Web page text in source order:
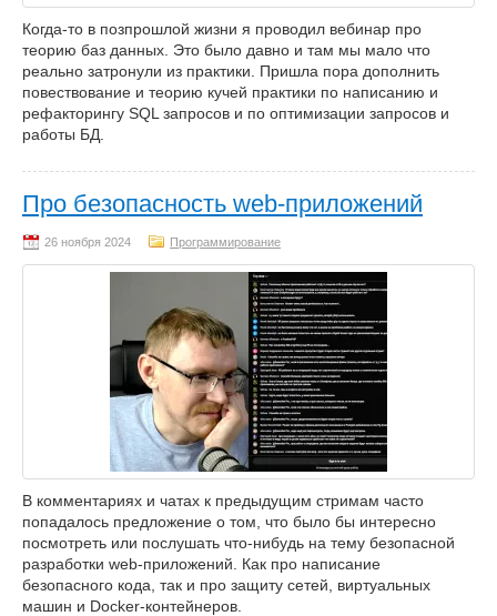
Когда-то в позпрошлой жизни я проводил вебинар про
теорию баз данных. Это было давно и там мы мало что
реально затронули из практики. Пришла пора дополнить
повествование и теорию кучей практики по написанию и
рефакторингу SQL запросов и по оптимизации запросов и
работы БД.
Про безопасность web-приложений
Программирование
В комментариях и чатах к предыдущим стримам часто
попадалось предложение о том, что было бы интересно
посмотреть или послушать что-нибудь на тему безопасной
разработки web-приложений. Как про написание
безопасного кода, так и про защиту сетей, виртуальных
машин и Docker-контейнеров.